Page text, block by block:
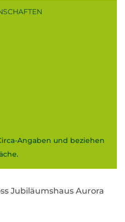
Angaben und beziehen